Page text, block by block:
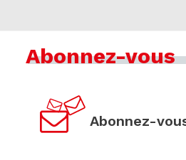
Abonnez-vous
Abonnez-